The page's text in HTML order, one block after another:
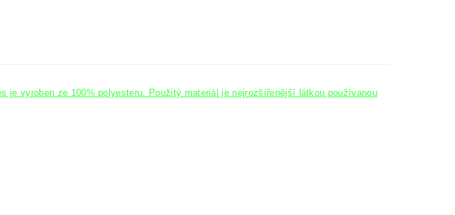
je vyroben ze 100% polyesteru. Použitý materiál je nejrozšířenější látkou používanou